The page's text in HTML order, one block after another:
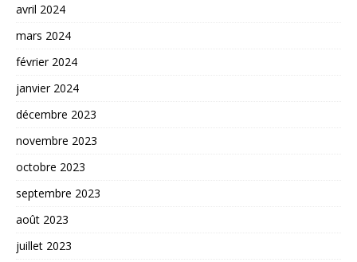
avril 2024
mars 2024
février 2024
janvier 2024
décembre 2023
novembre 2023
octobre 2023
septembre 2023
août 2023
juillet 2023